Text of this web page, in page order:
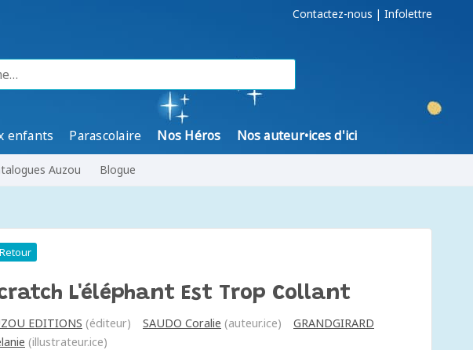
Contactez-nous | Infolettre
enfants Parascolaire Nos Héros Nos auteur•ices d'ici
Auzou Blogue
L'éléphant Est Trop Collant
EDITIONS (éditeur) SAUDO Coralie (auteur.ice)
GRANDGIRARD
(illustrateur.ice)